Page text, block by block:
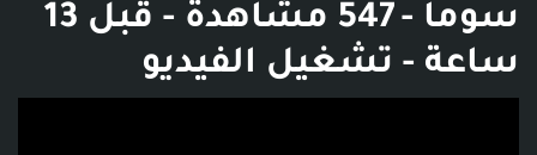
سوما - 547 مشاهدة - قبل 13
ساعة - تشغيل الفيديو